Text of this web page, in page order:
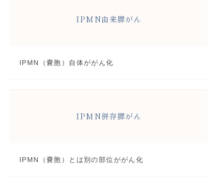
IPMN由来膵がん
IPMN（嚢胞）自体ががん化
IPMN併存膵がん
IPMN（嚢胞）とは別の部位ががん化